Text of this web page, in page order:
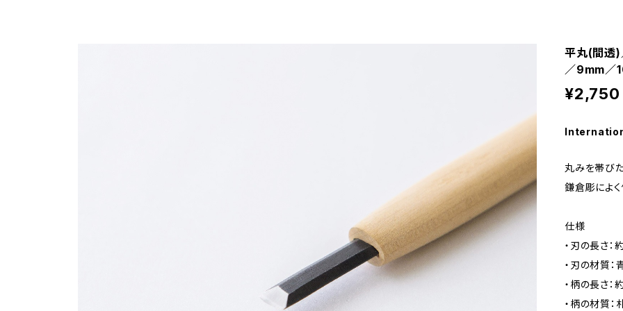
平丸(間透
／9mm／
¥2,750
丸みを帯び
鎌倉彫によく
仕様
・刃の長さ：
・刃の材質
・柄の長さ：
・柄の材質：